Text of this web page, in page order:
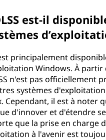
est-il
principalement
Windows. À partir
n'est pas officiellement
systèmes
Cependant, il est à noter
d'innover et d'étendre
que la prise en charge
à l'avenir est